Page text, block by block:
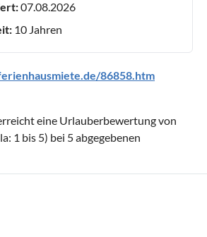
07.08.2026
10 Jahren
86858.htm
eine Urlauberbewertung von
1 bis 5) bei 5abgegebenen